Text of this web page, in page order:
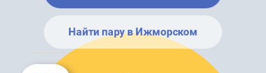
Найти пару в Ижморском